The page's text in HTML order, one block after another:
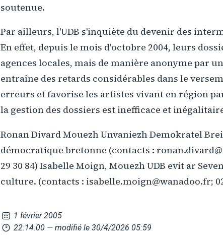
soutenue.
Par ailleurs, l'UDB s'inquiète du devenir des
En effet, depuis le mois d'octobre 2004, leurs
agences locales, mais de manière anonyme par
entraîne des retards considérables dans le
erreurs et favorise les artistes vivant en région
la gestion des dossiers est inefficace et
Ronan Divard Mouezh Unvaniezh Demokratel
démocratique bretonne (contacts :
29 30 84) Isabelle Moign, Mouezh UDB evit ar
culture. (contacts : isabelle.moign@wanadoo.fr; 02
1 février 2005
22:14:00 — modifié le 30/4/2026 05:59